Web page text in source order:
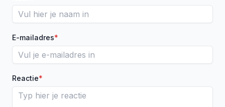
E-mailadres*
Reactie*